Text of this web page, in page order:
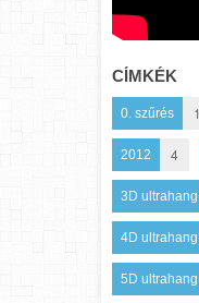
CÍMKÉK
0. szűrés 1
2012 4
3D ultrahang
4D ultrahang
5D ultrahang